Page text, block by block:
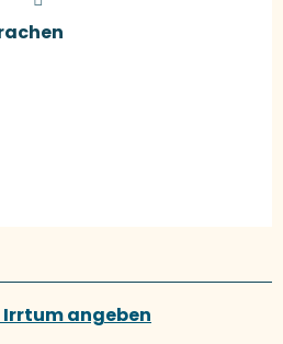
Irrtum angeben